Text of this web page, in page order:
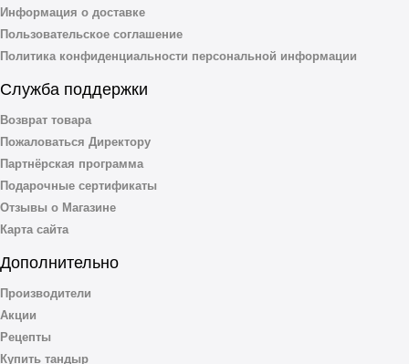
Информация о доставке
Пользовательское соглашение
Политика конфиденциальности персональной информации
Служба поддержки
Возврат товара
Пожаловаться Директору
Партнёрская программа
Подарочные сертификаты
Отзывы о Магазине
Карта сайта
Дополнительно
Производители
Акции
Рецепты
Купить тандыр